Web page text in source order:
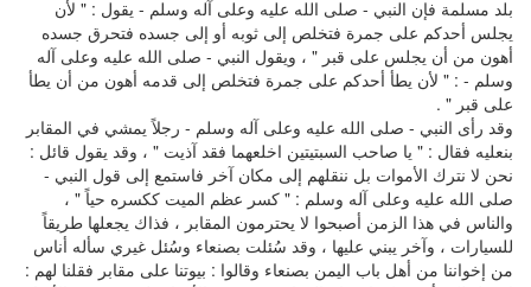
بلد مسلمة فإن النبي - صلى الله عليه وعلى آله وسلم - يقول : " لأن
يجلس أحدكم على جمرة فتخلص إلى ثوبه أو إلى جسده فتحرق جسده
أهون من أن يجلس على قبر " ، ويقول النبي - صلى الله عليه وعلى آله
وسلم - : " لأن يطأ أحدكم على جمرة فتخلص إلى قدمه أهون من أن يطأ
على قبر " .
وقد رأى النبي - صلى الله عليه وعلى آله وسلم - رجلاً يمشي في المقابر
بنعليه فقال : " يا صاحب السبتيتين اخلعهما فقد آذيت " ، وقد يقول قائل :
نحن لا نترك الأموات بل ننقلهم إلى مكان آخر فاستمع إلى قول النبي -
صلى الله عليه وعلى آله وسلم : " كسر عظم الميت ككسره حياً " ،
والناس في هذا الزمن أصبحوا لا يحترمون المقابر ، فذاك يجعلها طريقاً
للسيارات ، وآخر يبني عليها ، وقد سُئلت بصنعاء وسُئل غيري سأله أناس
من إخواننا من أهل باب اليمن بصنعاء وقالوا : بيوتنا على مقابر فقلنا لهم :